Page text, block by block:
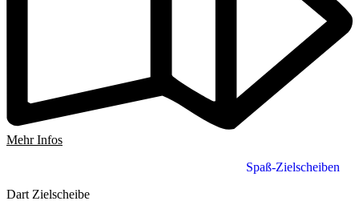
Mehr Infos
Spaß-Zielscheiben
Dart Zielscheibe